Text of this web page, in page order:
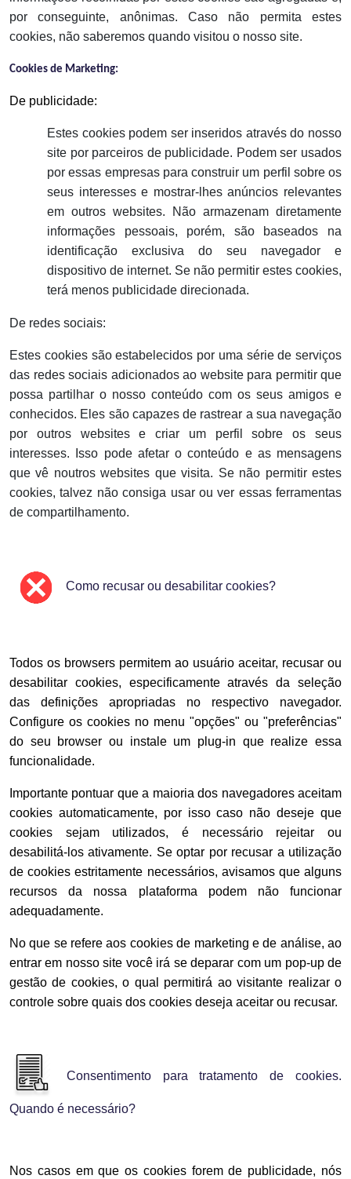
por conseguinte, anônimas. Caso não permita estes
cookies, não saberemos quando visitou o nosso site.
Cookies de Marketing:
De publicidade:
Estes cookies podem ser inseridos através do nosso
site por parceiros de publicidade. Podem ser usados
por essas empresas para construir um perfil sobre os
seus interesses e mostrar-lhes anúncios relevantes
em outros websites. Não armazenam diretamente
informações pessoais, porém, são baseados na
identificação exclusiva do seu navegador e
dispositivo de internet. Se não permitir estes cookies,
terá menos publicidade direcionada.
De redes sociais:
Estes cookies são estabelecidos por uma série de serviços
das redes sociais adicionados ao website para permitir que
possa partilhar o nosso conteúdo com os seus amigos e
conhecidos. Eles são capazes de rastrear a sua navegação
por outros websites e criar um perfil sobre os seus
interesses. Isso pode afetar o conteúdo e as mensagens
que vê noutros websites que visita. Se não permitir estes
cookies, talvez não consiga usar ou ver essas ferramentas
de compartilhamento.
Como recusar ou desabilitar cookies?
Todos os browsers permitem ao usuário aceitar, recusar ou
desabilitar cookies, especificamente através da seleção
das definições apropriadas no respectivo navegador.
Configure os cookies no menu "opções" ou "preferências"
do seu browser ou instale um plug-in que realize essa
funcionalidade.
Importante pontuar que a maioria dos navegadores aceitam
cookies automaticamente, por isso caso não deseje que
cookies sejam utilizados, é necessário rejeitar ou
desabilitá-los ativamente. Se optar por recusar a utilização
de cookies estritamente necessários, avisamos que alguns
recursos da nossa plataforma podem não funcionar
adequadamente.
No que se refere aos cookies de marketing e de análise, ao
entrar em nosso site você irá se deparar com um pop-up de
gestão de cookies, o qual permitirá ao visitante realizar o
controle sobre quais dos cookies deseja aceitar ou recusar.
Consentimento para tratamento de cookies.
Quando é necessário?
Nos casos em que os cookies forem de publicidade, nós